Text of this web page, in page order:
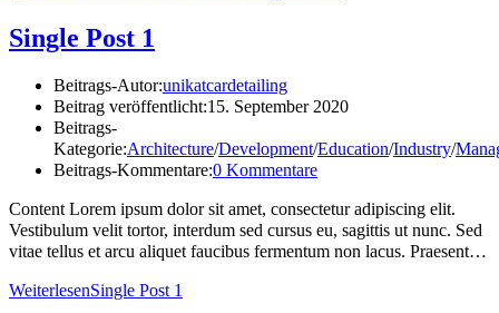
Single Post 1
Beitrags-Autor:unikatcardetailing
Beitrag veröffentlicht:15. September 2020
Beitrags-
Kategorie:Architecture/Development/Education/Industry/
Beitrags-Kommentare:0 Kommentare
Content Lorem ipsum dolor sit amet, consectetur adipiscing elit.
Vestibulum velit tortor, interdum sed cursus eu, sagittis ut nunc. Sed
vitae tellus et arcu aliquet faucibus fermentum non lacus. Praesent…
WeiterlesenSingle Post 1